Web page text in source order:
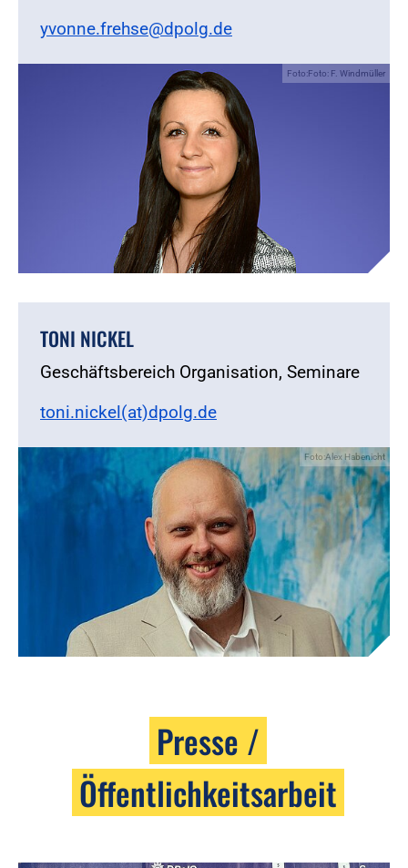
yvonne.frehse@dpolg.de
Foto:Foto: F. Windmüller
TONI NICKEL
Geschäftsbereich Organisation, Seminare
toni.nickel(at)dpolg.de
Foto:Alex Habenicht
Presse /
Öffentlichkeitsarbeit